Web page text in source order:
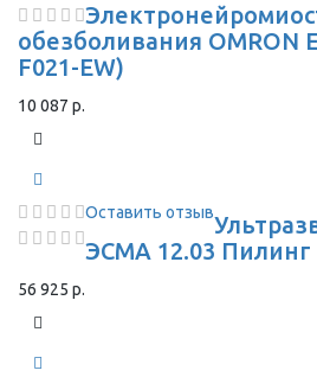
обезболивания OMRON
F021-EW)
10 087 р.
Оставить отзыв
ЭСМА 12.03 Пилинг
56 925 р.